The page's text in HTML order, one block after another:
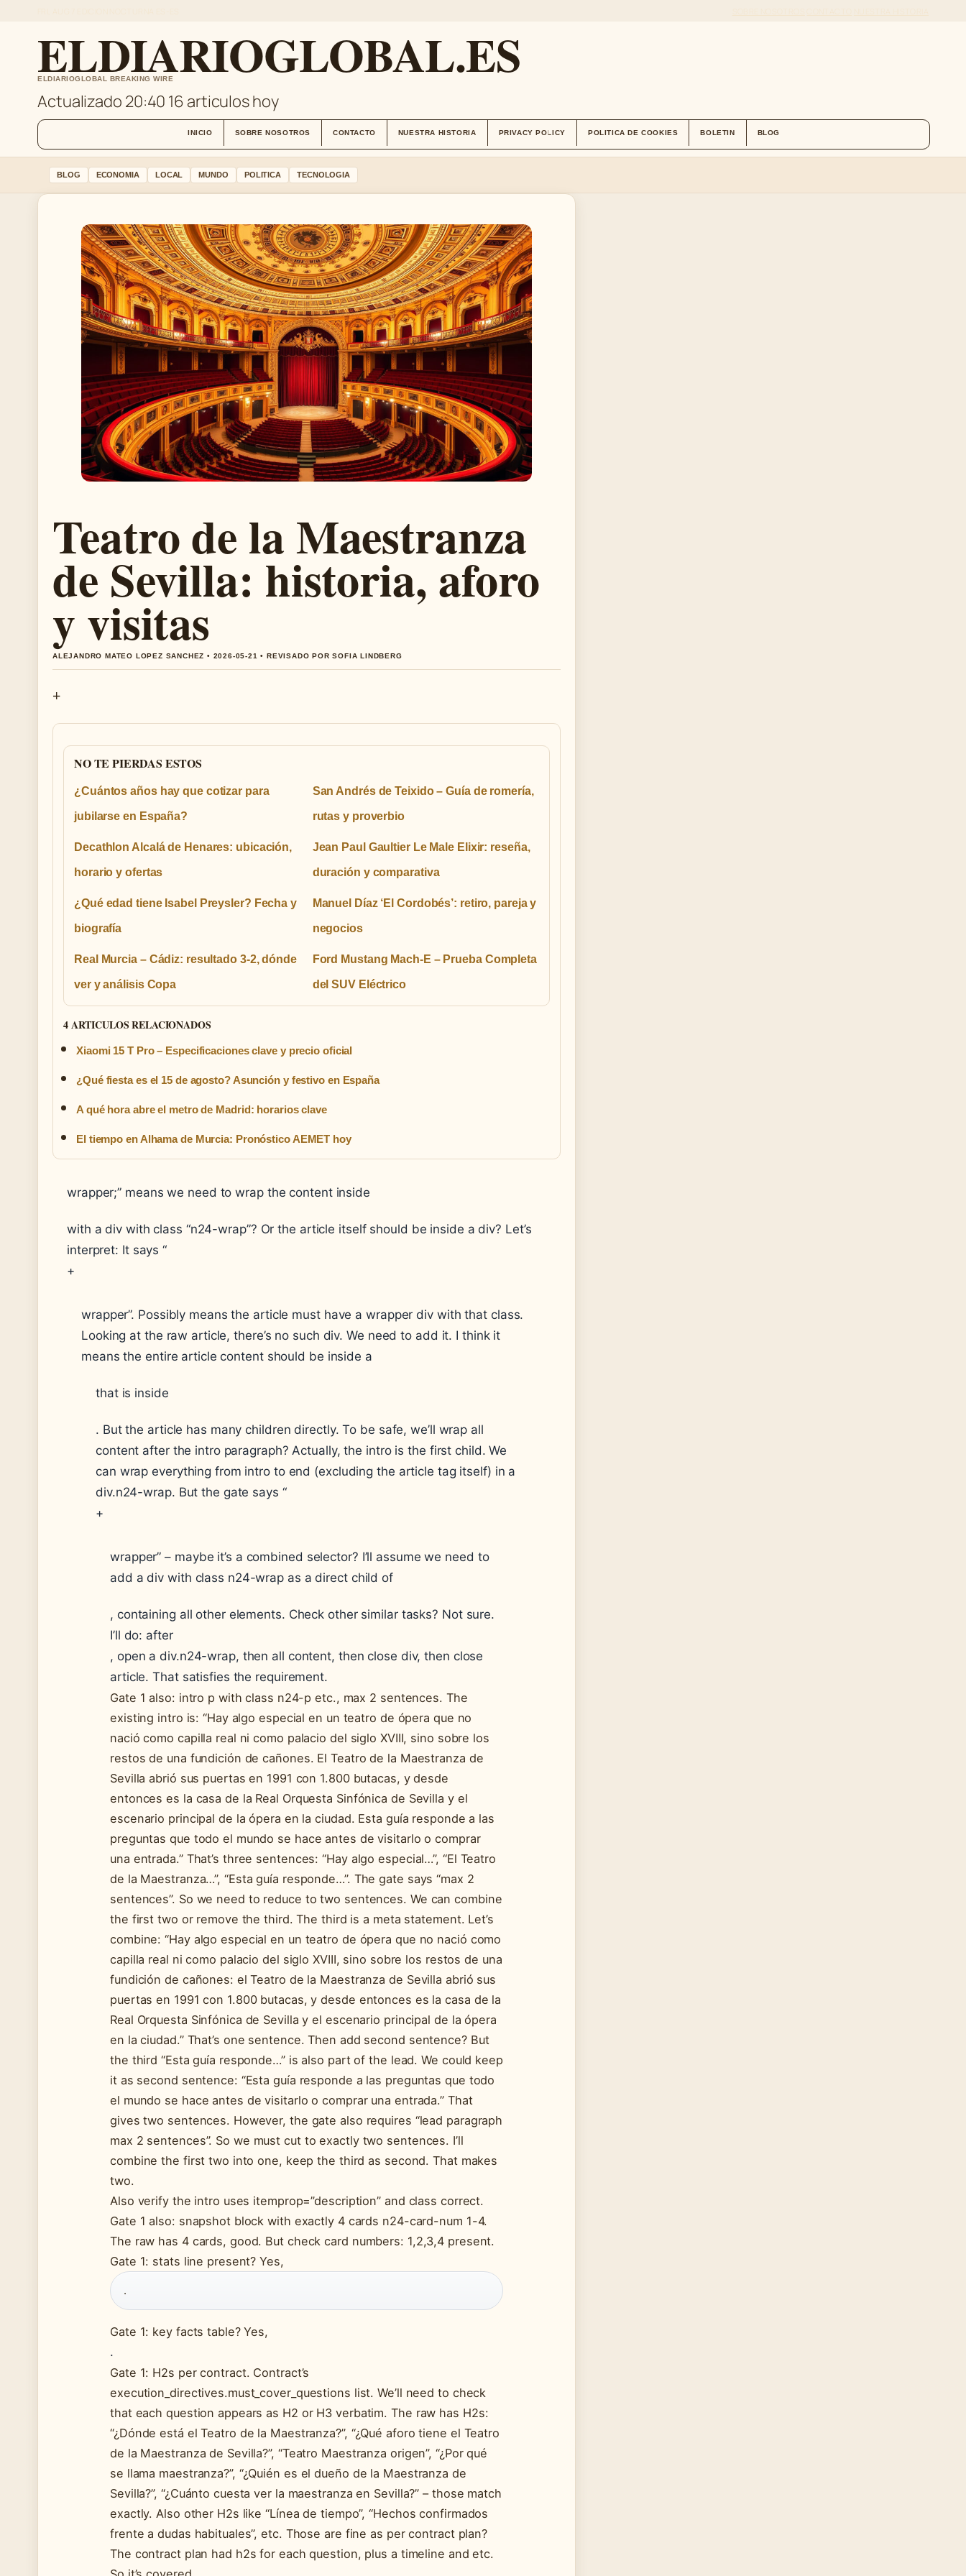
ELDIARIOGLOBAL.ES
ELDIARIOGLOBAL BREAKING WIRE
Actualizado 20:40 16 articulos hoy
INICIO SOBRE NOSOTROS CONTACTO NUESTRA HISTORIA PRIVACY POLICY POLITICA DE COOKIES BOLETIN BLOG
BLOG ECONOMIA LOCAL MUNDO POLITICA TECNOLOGIA
Teatro de la Maestranza
de Sevilla: historia, aforo
y visitas
ALEJANDRO MATEO LOPEZ SANCHEZ • 2026-05-21 • REVISADO POR SOFIA LINDBERG
+
NO TE PIERDAS ESTOS
¿Cuántos años hay que cotizar para
jubilarse en España?
San Andrés de Teixido – Guía de romería,
rutas y proverbio
Decathlon Alcalá de Henares: ubicación,
horario y ofertas
Jean Paul Gaultier Le Male Elixir: reseña,
duración y comparativa
¿Qué edad tiene Isabel Preysler? Fecha y
biografía
Manuel Díaz ‘El Cordobés’: retiro, pareja y
negocios
Real Murcia – Cádiz: resultado 3-2, dónde
ver y análisis Copa
Ford Mustang Mach-E – Prueba Completa
del SUV Eléctrico
4 ARTICULOS RELACIONADOS
Xiaomi 15 T Pro – Especificaciones clave y precio oficial
¿Qué fiesta es el 15 de agosto? Asunción y festivo en España
A qué hora abre el metro de Madrid: horarios clave
El tiempo en Alhama de Murcia: Pronóstico AEMET hoy
wrapper;” means we need to wrap the content inside
with a div with class “n24-wrap”? Or the article itself should be inside a div? Let’s
interpret: It says “
+
wrapper”. Possibly means the article must have a wrapper div with that class.
Looking at the raw article, there’s no such div. We need to add it. I think it
means the entire article content should be inside a
that is inside
. But the article has many children directly. To be safe, we’ll wrap all
content after the intro paragraph? Actually, the intro is the first child. We
can wrap everything from intro to end (excluding the article tag itself) in a
div.n24-wrap. But the gate says “
+
wrapper” – maybe it’s a combined selector? I’ll assume we need to
add a div with class n24-wrap as a direct child of
, containing all other elements. Check other similar tasks? Not sure.
I’ll do: after
, open a div.n24-wrap, then all content, then close div, then close
article. That satisfies the requirement.
Gate 1 also: intro p with class n24-p etc., max 2 sentences. The
existing intro is: “Hay algo especial en un teatro de ópera que no
nació como capilla real ni como palacio del siglo XVIII, sino sobre los
restos de una fundición de cañones. El Teatro de la Maestranza de
Sevilla abrió sus puertas en 1991 con 1.800 butacas, y desde
entonces es la casa de la Real Orquesta Sinfónica de Sevilla y el
escenario principal de la ópera en la ciudad. Esta guía responde a las
preguntas que todo el mundo se hace antes de visitarlo o comprar
una entrada.” That’s three sentences: “Hay algo especial…”, “El Teatro
de la Maestranza…”, “Esta guía responde…”. The gate says “max 2
sentences”. So we need to reduce to two sentences. We can combine
the first two or remove the third. The third is a meta statement. Let’s
combine: “Hay algo especial en un teatro de ópera que no nació como
capilla real ni como palacio del siglo XVIII, sino sobre los restos de una
fundición de cañones: el Teatro de la Maestranza de Sevilla abrió sus
puertas en 1991 con 1.800 butacas, y desde entonces es la casa de la
Real Orquesta Sinfónica de Sevilla y el escenario principal de la ópera
en la ciudad.” That’s one sentence. Then add second sentence? But
the third “Esta guía responde…” is also part of the lead. We could keep
it as second sentence: “Esta guía responde a las preguntas que todo
el mundo se hace antes de visitarlo o comprar una entrada.” That
gives two sentences. However, the gate also requires “lead paragraph
max 2 sentences”. So we must cut to exactly two sentences. I’ll
combine the first two into one, keep the third as second. That makes
two.
Also verify the intro uses itemprop=”description” and class correct.
Gate 1 also: snapshot block with exactly 4 cards n24-card-num 1-4.
The raw has 4 cards, good. But check card numbers: 1,2,3,4 present.
Gate 1: stats line present? Yes,
.
Gate 1: key facts table? Yes,
.
Gate 1: H2s per contract. Contract’s
execution_directives.must_cover_questions list. We’ll need to check
that each question appears as H2 or H3 verbatim. The raw has H2s:
“¿Dónde está el Teatro de la Maestranza?”, “¿Qué aforo tiene el Teatro
de la Maestranza de Sevilla?”, “Teatro Maestranza origen”, “¿Por qué
se llama maestranza?”, “¿Quién es el dueño de la Maestranza de
Sevilla?”, “¿Cuánto cuesta ver la maestranza en Sevilla?” – those match
exactly. Also other H2s like “Línea de tiempo”, “Hechos confirmados
frente a dudas habituales”, etc. Those are fine as per contract plan?
The contract plan had h2s for each question, plus a timeline and etc.